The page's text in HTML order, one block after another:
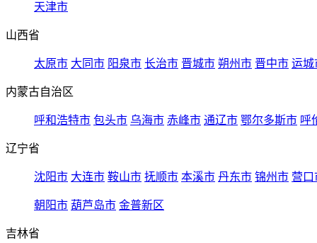
天津市
山西省
太原市 大同市 阳泉市 长治市 晋城市 朔州市 晋中市 运城
内蒙古自治区
呼和浩特市 包头市 乌海市 赤峰市 通辽市 鄂尔多斯市 呼
辽宁省
沈阳市 大连市 鞍山市 抚顺市 本溪市 丹东市 锦州市 营口
朝阳市 葫芦岛市 金普新区
吉林省